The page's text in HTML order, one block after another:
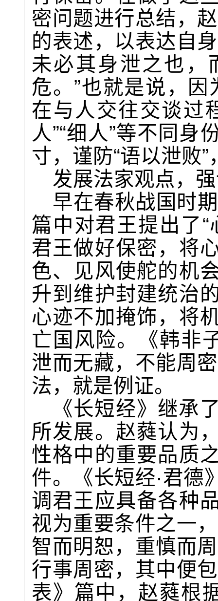
密问题进行总结，
的表述，以表达自
未必其身泄之也，
危。”也就是说，因
在与人交往交谈过
人”“细人”等不同
寸，谨防“语以泄败
发展法家观点，
早在春秋战国时
篇中对君王提出了
君王做好保密，将
色、见风使舵的机
升到维护封建统治
心迹不加掩饰，将
亡国风险。《韩非
泄而无藏，不能周
法，就是例证。
《长短经》继承
所发展。赵蕤认为
性格中的重要品质
件。《长短经·君德
调君王应具备各种
视为重要条件之一
智而明恕，重慎而
行事周密，其中便
表》篇中，赵蕤根